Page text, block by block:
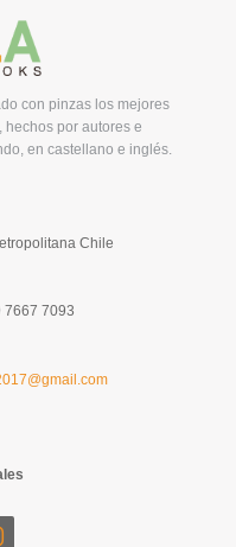
con pinzas los mejores
hechos por autores e
en castellano e inglés.
Chile
7667 7093